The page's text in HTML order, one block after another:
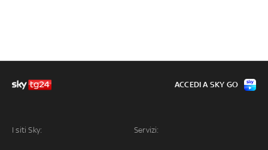
I siti Sky: Servizi:
ACCEDI A SKY GO